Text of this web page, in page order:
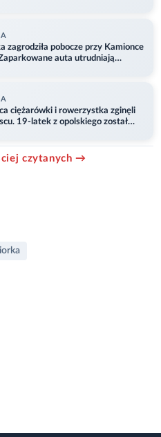
zagrodziła pobocze przy Kamionce
auta utrudniają
ciężarówki i rowerzystka zginęli
19-latek z opolskiego został
czytanych →